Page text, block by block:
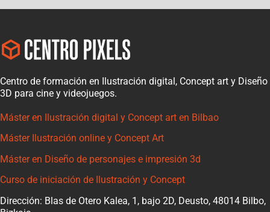
Centro de formación en Ilustración digital, Concept art y Diseño
3D para cine y videojuegos.
Máster en Ilustración digital y Concept art en Bilbao
Máster Ilustración online y Concept Art
Máster en Diseño de personajes e impresión 3d
Curso de iniciación de Ilustración y Concept
Dirección: Blas de Otero Kalea, 1, bajo 2D, Deusto, 48014 Bilbo,